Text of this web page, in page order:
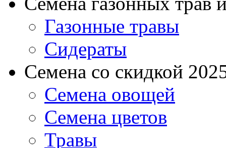
Газонные травы
Сидераты
Семена со скидкой
Семена овощей
Семена цветов
Травы